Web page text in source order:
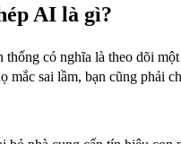
AI là gì?
thống có nghĩa là theo dõi
mắc sai lầm, bạn cũng phải